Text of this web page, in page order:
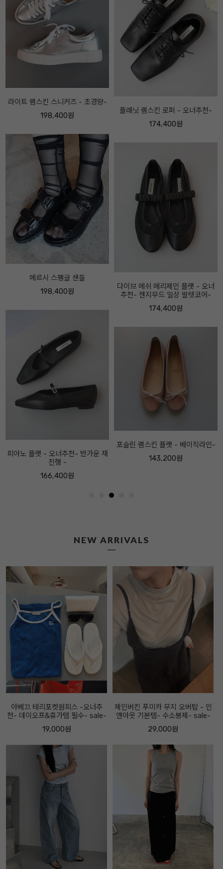
플래닛 램스킨 로퍼 - 오너추천-
다이브 메쉬 메리제인 플랫 - 오너
추천- 젠지무드 일상 발렛코어-
174,400원
143,200원
투버클 레더 미드하이 부츠 - 오너
추천-
포지 이탈리안 레더 부츠 - 롱부터
앵클까지 - 오너추천- 굽 4센티
NEW ARRIVALS
아베끄 테리포켓원피스 -오너추
천- 데이오프&휴가템 필수- sale-
19,000원
제인버킨 푸미카 무지 오버탑 - 인
앤아웃 기본템- 수소봉제- sale-
29,000원